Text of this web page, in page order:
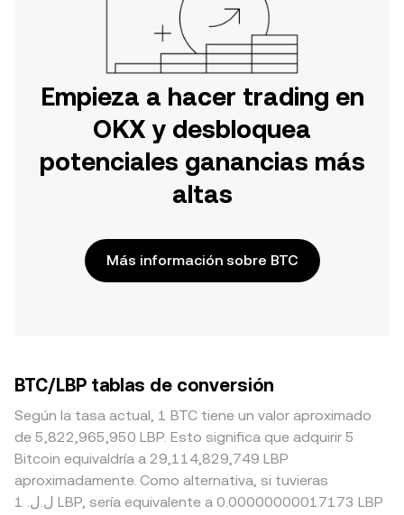
Empieza a hacer trading en
OKX y desbloquea
potenciales ganancias más
altas
Más información sobre BTC
BTC/LBP tablas de conversión
Según la tasa actual, 1 BTC tiene un valor aproximado
de 5,822,965,950 LBP. Esto significa que adquirir 5
Bitcoin equivaldría a 29,114,829,749 LBP
aproximadamente. Como alternativa, si tuvieras
1 .ل.ل LBP, sería equivalente a 0.00000000017173 LBP